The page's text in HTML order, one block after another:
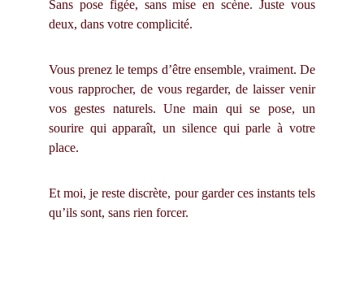
Sans pose figée, sans mise en scène. Juste vous
deux, dans votre complicité.
Vous prenez le temps d’être ensemble, vraiment. De
vous rapprocher, de vous regarder, de laisser venir
vos gestes naturels. Une main qui se pose, un
sourire qui apparaît, un silence qui parle à votre
place.
Et moi, je reste discrète, pour garder ces instants tels
qu’ils sont, sans rien forcer.